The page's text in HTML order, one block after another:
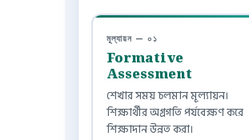
মূল্যায়ন — ০১
Formative
Assessment
শেখার সময় চলমান মূল্যায়ন।
শিক্ষার্থীর অগ্রগতি পর্যবেক্ষণ করে
শিক্ষাদান উন্নত করা।